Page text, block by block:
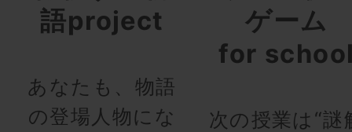
語project
あなたも、物語
の登場人物にな
ゲーム
for
次の授業は“謎